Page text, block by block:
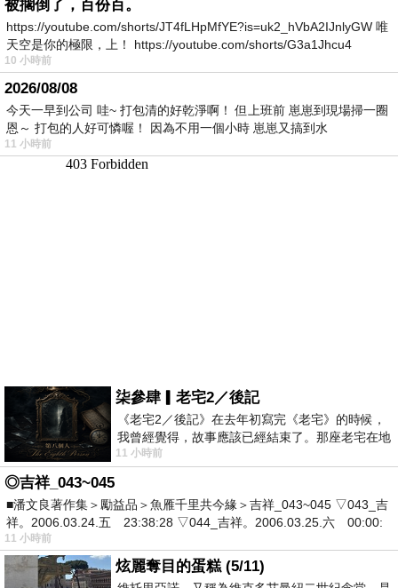
被擱倒了，百份百。
https://youtube.com/shorts/JT4fLHpMfYE?is=uk2_hVbA2IJnlyGW 唯
天空是你的極限，上！ https://youtube.com/shorts/G3a1Jhcu4
10 小時前
2026/08/08
今天一早到公司 哇~ 打包清的好乾淨啊！ 但上班前 崽崽到現場掃一圈
恩～ 打包的人好可憐喔！ 因為不用一個小時 崽崽又搞到水
11 小時前
柒參肆▎老宅2／後記
《老宅2／後記》在去年初寫完《老宅》的時候，
我曾經覺得，故事應該已經結束了。那座老宅在地
震中倒塌，七個人終於離開那片黑暗，
11 小時前
◎吉祥_043~045
■潘文良著作集＞勵益品＞魚雁千里共今緣＞吉祥_043~045 ▽043_吉
祥。2006.03.24.五 23:38:28 ▽044_吉祥。2006.03.25.六 00:00:
11 小時前
炫麗奪目的蛋糕 (5/11)